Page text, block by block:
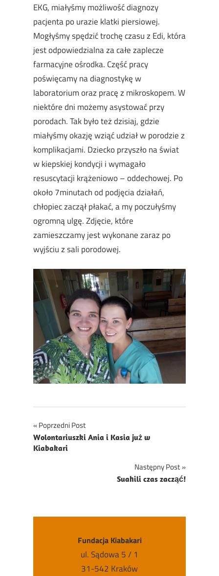
EKG, miałyśmy możliwość diagnozy
pacjenta po urazie klatki piersiowej.
Mogłyśmy spędzić trochę czasu z Edi, która
jest odpowiedzialna za całe zaplecze
farmacyjne ośrodka. Część pracy
poświęcamy na diagnostykę w
laboratorium oraz pracę z mikroskopem. W
niektóre dni możemy asystować przy
porodach. Tak było też dzisiaj, gdzie
miałyśmy okazję wziąć udział w porodzie z
komplikacjami. Dziecko przyszło na świat
w kiepskiej kondycji i wymagało
resuscytacji krążeniowo – oddechowej. Po
około 7minutach od podjęcia działań,
chłopiec zaczął płakać, a my poczułyśmy
ogromną ulgę. Zdjęcie, które
zamieszczamy jest wykonane zaraz po
wyjściu z sali porodowej.
Nawigacja
wpisu
Poprzedni Post
Wolontariuszki Ania i Kasia już w
Kiabakari
Następny Post
Suahili czas zacząć!
Fundacja Kiabakari
ul. Sądowa 5 / 1
31-542 Kraków